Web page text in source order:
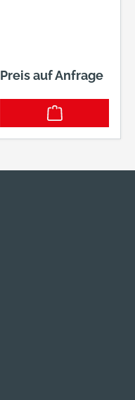
Preis auf Anfrage